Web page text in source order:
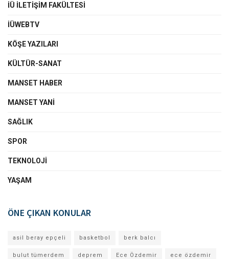
İÜ İLETIŞIM FAKÜLTESI
İÜWEBTV
KÖŞE YAZILARI
KÜLTÜR-SANAT
MANSET HABER
MANSET YANI
SAĞLIK
SPOR
TEKNOLOJI
YAŞAM
ÖNE ÇIKAN KONULAR
asil beray epçeli basketbol berk balcı
bulut tümerdem deprem Ece Özdemir ece özdemir